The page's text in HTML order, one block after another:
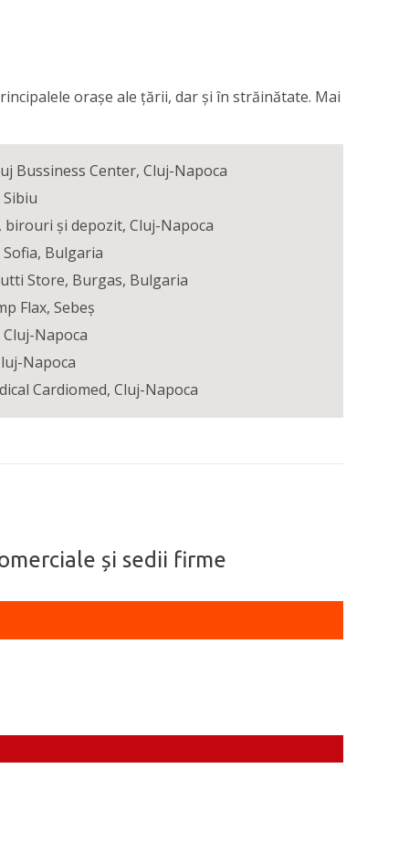
orașe ale țării, dar și în străinătate. Mai
Bussiness Center, Cluj-Napoca
birouri și depozit, Cluj-Napoca
Bulgaria
Store, Burgas, Bulgaria
Flax, Sebeș
Napoca
Napoca
Cardiomed, Cluj-Napoca
și sedii firme